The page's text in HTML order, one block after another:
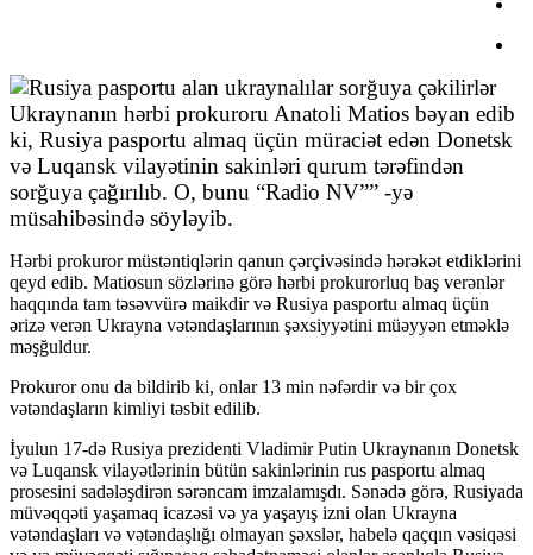
Ukraynanın hərbi prokuroru Anatoli Matios bəyan edib
ki, Rusiya pasportu almaq üçün müraciət edən Donetsk
və Luqansk vilayətinin sakinləri qurum tərəfindən
sorğuya çağırılıb. O, bunu “Radio NV”” -yə
müsahibəsində söyləyib.
Hərbi prokuror müstəntiqlərin qanun çərçivəsində hərəkət etdiklərini
qeyd edib. Matiosun sözlərinə görə hərbi prokurorluq baş verənlər
haqqında tam təsəvvürə maikdir və Rusiya pasportu almaq üçün
ərizə verən Ukrayna vətəndaşlarının şəxsiyyətini müəyyən etməklə
məşğuldur.
Prokuror onu da bildirib ki, onlar 13 min nəfərdir və bir çox
vətəndaşların kimliyi təsbit edilib.
İyulun 17-də Rusiya prezidenti Vladimir Putin Ukraynanın Donetsk
və Luqansk vilayətlərinin bütün sakinlərinin rus pasportu almaq
prosesini sadələşdirən sərəncam imzalamışdı. Sənədə görə, Rusiyada
müvəqqəti yaşamaq icazəsi və ya yaşayış izni olan Ukrayna
vətəndaşları və vətəndaşlığı olmayan şəxslər, habelə qaçqın vəsiqəsi